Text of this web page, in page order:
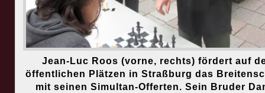
Jean-Luc Roos (vorne, rechts) fördert auf
öffentlichen Plätzen in Straßburg das
mit seinen Simultan-Offerten. Sein Bruder